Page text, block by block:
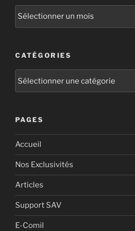
CATÉGORIES
PAGES
Accueil
Nos Exclusivités
Articles
Support SAV
E-Comil